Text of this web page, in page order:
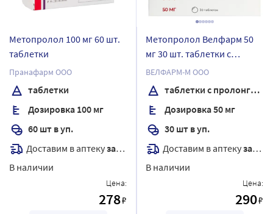
Метопролол 100 мг 60 шт.
таблетки
Пранафарм ООО
таблетки
Дозировка 100 мг
60 шт в уп.
Доставим в аптекузавтра
В наличии
Цена:
278₽
Метопролол Велфарм 50
мг 30 шт. таблетки с
пролонгированным
высвобождением,
покрытые пленочной
оболочкой
ВЕЛФАРМ-М ООО
таблетки с пролонгированным высвобождением, покрытые пленочной оболочкой
Дозировка 50 мг
30 шт в уп.
Доставим в аптекузавтра
В наличии
Цена:
290₽